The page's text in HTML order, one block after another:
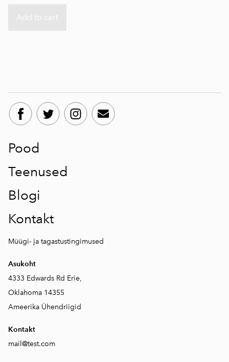
Add to cart
Pood
Teenused
Blogi
Kontakt
Müügi- ja tagastustingimused
Asukoht
4333 Edwards Rd Erie,
Oklahoma 14355
Ameerika Ühendriigid
Kontakt
mail@test.com